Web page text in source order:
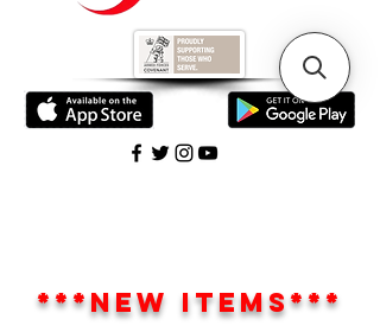
***new items***